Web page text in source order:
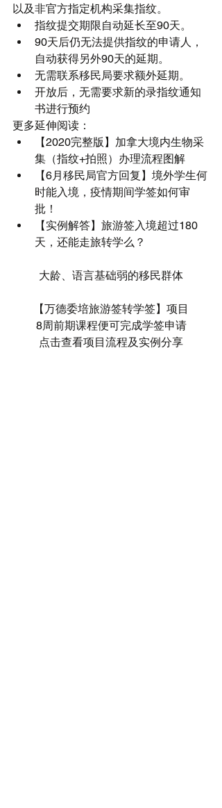
以及非官方指定机构采集指纹。
指纹提交期限自动延长至90天。
90天后仍无法提供指纹的申请人，
自动获得另外90天的延期。
无需联系移民局要求额外延期。
开放后，无需要求新的录指纹通知
书进行预约
更多延伸阅读：
【2020完整版】加拿大境内生物采
集（指纹+拍照）办理流程图解
【6月移民局官方回复】境外学生何
时能入境，疫情期间学签如何审
批！
【实例解答】旅游签入境超过180
天，还能走旅转学么？
大龄、语言基础弱的移民群体
【万德委培旅游签转学签】项目
8周前期课程便可完成学签申请
点击查看项目流程及实例分享